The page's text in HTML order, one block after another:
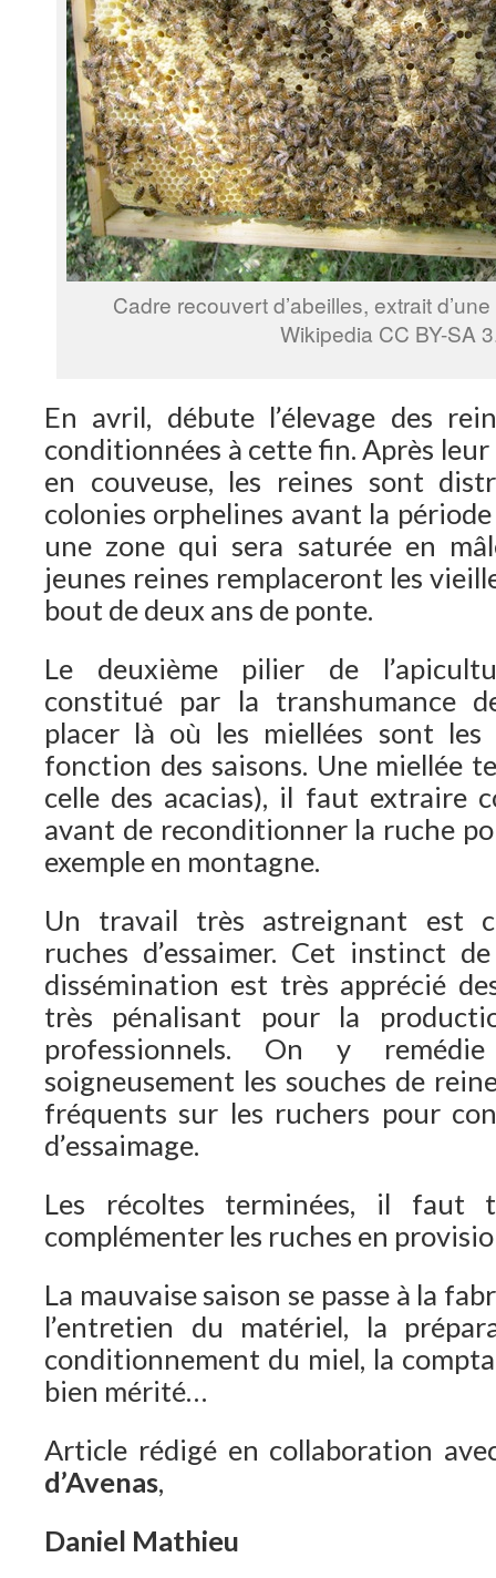
Cadre recouvert d’abeilles, extrait
Wikipedia CC BY-SA
En avril, débute l’élevage des
conditionnées à cette fin. Après leur
en couveuse, les reines sont
colonies orphelines avant la
une zone qui sera saturée en
jeunes reines remplaceront les
bout de deux ans de ponte.
Le deuxième pilier de
constitué par la transhumance
placer là où les miellées sont les
fonction des saisons. Une miellée
celle des acacias), il faut extraire
avant de reconditionner la ruche
exemple en montagne.
Un travail très astreignant est
ruches d’essaimer. Cet instinct
dissémination est très apprécié
très pénalisant pour la
professionnels. On y
soigneusement les souches de
fréquents sur les ruchers pour
d’essaimage.
Les récoltes terminées, il
complémenter les ruches en
La mauvaise saison se passe à la
l’entretien du matériel, la
conditionnement du miel, la
bien mérité…
Article rédigé en collaboration
d’Avenas,
Daniel Mathieu